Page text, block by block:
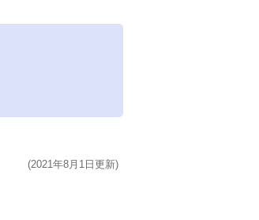
(2021年8月1日更新)